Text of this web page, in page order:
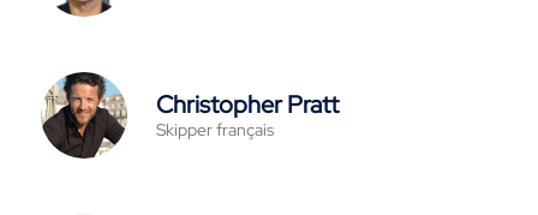
Christopher Pratt
Skipper français